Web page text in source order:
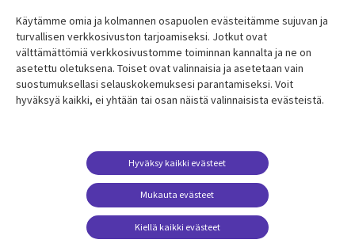
Resurssikeskus
Library
FINLAND
Asiakastarinat
Lisätietoa
Legal
Tietosuoja
Käyttöehdot
Yhteystiedot
Evästeasetuksesi
Media
FINLAND
Käytämme omia ja kolmannen osapuolen evästeitämme sujuvan ja
turvallisen verkkosivuston tarjoamiseksi. Jotkut ovat
välttämättömiä verkkosivustomme toiminnan kannalta ja ne on
asetettu oletuksena. Toiset ovat valinnaisia ​​ja asetetaan vain
suostumuksellasi selauskokemuksesi parantamiseksi. Voit
hyväksyä kaikki, ei yhtään tai osan näistä valinnaisista evästeistä.
Mukauta evästeet
Hyväksy kaikki evästeet
Kiellä kaikki evästeet